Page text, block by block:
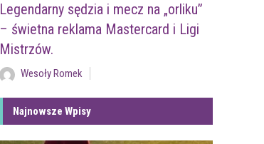
Legendarny sędzia i mecz na „orliku”
– świetna reklama Mastercard i Ligi
Mistrzów.
Wesoły Romek
Najnowsze Wpisy